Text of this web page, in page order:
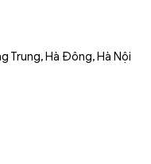
Trung, Hà Đông, Hà Nội